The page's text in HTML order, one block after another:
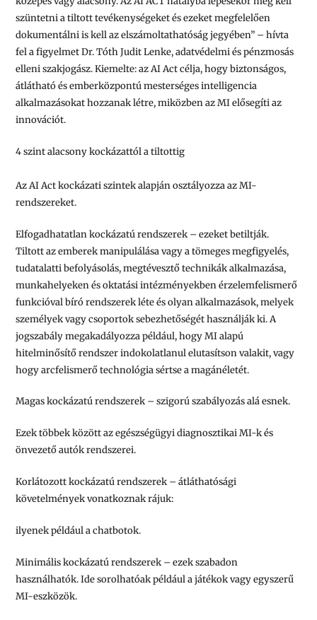
szüntetni a tiltott tevékenységeket és ezeket megfelelően
dokumentálni is kell az elszámoltathatóság jegyében” – hívta
fel a figyelmet Dr. Tóth Judit Lenke, adatvédelmi és pénzmosás
elleni szakjogász. Kiemelte: az AI Act célja, hogy biztonságos,
átlátható és emberközpontú mesterséges intelligencia
alkalmazásokat hozzanak létre, miközben az MI elősegíti az
innovációt.
4 szint alacsony kockázattól a tiltottig
Az AI Act kockázati szintek alapján osztályozza az MI-
rendszereket.
Elfogadhatatlan kockázatú rendszerek – ezeket betiltják.
Tiltott az emberek manipulálása vagy a tömeges megfigyelés,
tudatalatti befolyásolás, megtévesztő technikák alkalmazása,
munkahelyeken és oktatási intézményekben érzelemfelismerő
funkcióval bíró rendszerek léte és olyan alkalmazások, melyek
személyek vagy csoportok sebezhetőségét használják ki. A
jogszabály megakadályozza például, hogy MI alapú
hitelminősítő rendszer indokolatlanul elutasítson valakit, vagy
hogy arcfelismerő technológia sértse a magánéletét.
Magas kockázatú rendszerek – szigorú szabályozás alá esnek.
Ezek többek között az egészségügyi diagnosztikai MI-k és
önvezető autók rendszerei.
Korlátozott kockázatú rendszerek – átláthatósági
követelmények vonatkoznak rájuk:
ilyenek például a chatbotok.
Minimális kockázatú rendszerek – ezek szabadon
használhatók. Ide sorolhatóak például a játékok vagy egyszerű
MI-eszközök.